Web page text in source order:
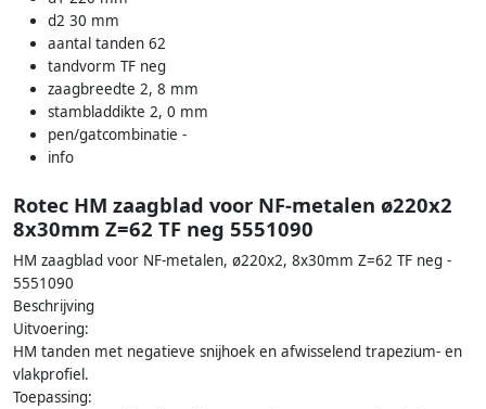
d2 30 mm
aantal tanden 62
tandvorm TF neg
zaagbreedte 2, 8 mm
stambladdikte 2, 0 mm
pen/gatcombinatie -
info
Rotec HM zaagblad voor NF-metalen ø220x2
8x30mm Z=62 TF neg 5551090
HM zaagblad voor NF-metalen, ø220x2, 8x30mm Z=62 TF neg -
5551090
Beschrijving
Uitvoering:
HM tanden met negatieve snijhoek en afwisselend trapezium- en
vlakprofiel.
Toepassing: